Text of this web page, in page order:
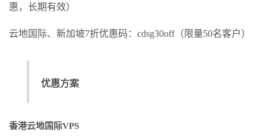
惠，长期有效）
云地国际、新加坡7折优惠码：cdsg30off（限量50名客户）
优惠方案
香港云地国际VPS